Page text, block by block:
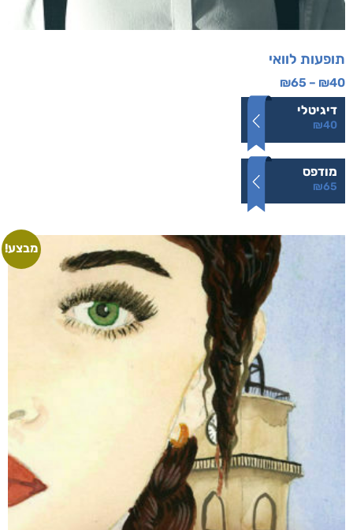
תופעות לוואי
₪40
–
₪65
דיגיטלי
₪40
מודפס
₪65
מבצע!